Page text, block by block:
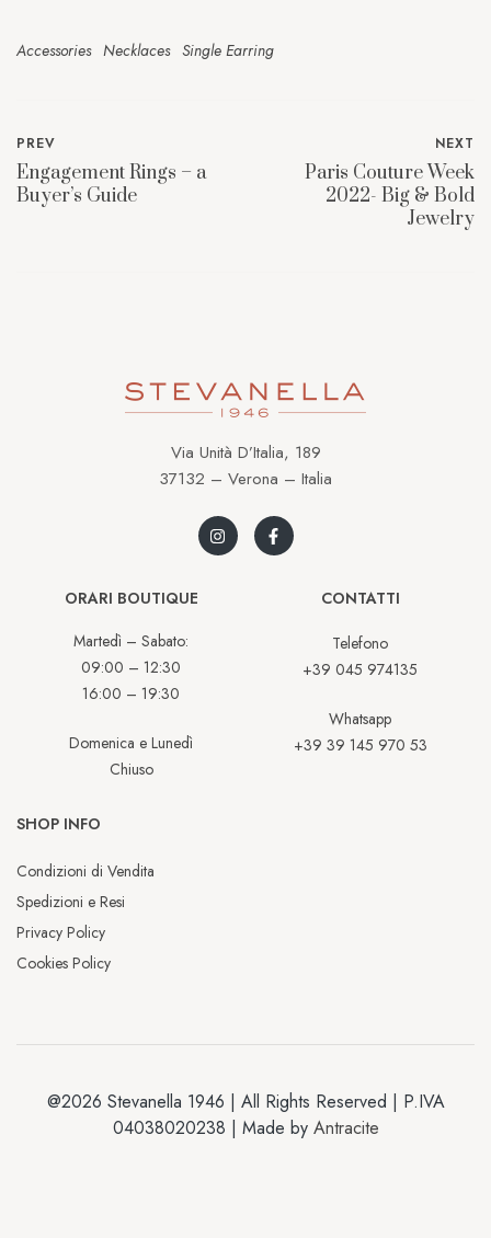
Accessories Necklaces Single Earring
PREV
Engagement Rings – a
Buyer’s Guide
NEXT
Paris Couture Week
2022- Big & Bold
Jewelry
Via Unità D’Italia, 189
37132 – Verona – Italia
ORARI BOUTIQUE
Martedì – Sabato:
09:00 – 12:30
16:00 – 19:30
Domenica e Lunedì
Chiuso
CONTATTI
Telefono
+39 045 974135
Whatsapp
+39 39 145 970 53
SHOP INFO
Condizioni di Vendita
Spedizioni e Resi
Privacy Policy
Cookies Policy
@2026 Stevanella 1946 | All Rights Reserved | P.IVA
04038020238 | Made by Antracite